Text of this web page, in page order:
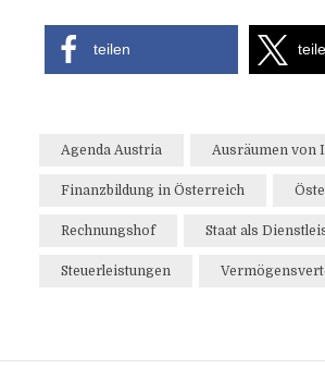
teilen
Agenda Austria Ausräumen von
Finanzbildung in Österreich
Rechnungshof Staat als
Steuerleistungen